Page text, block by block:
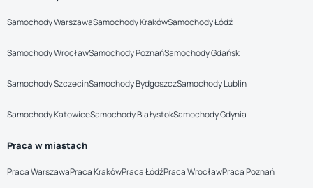
Samochody WarszawaSamochody KrakówSamochody Łódź
Samochody WrocławSamochody PoznańSamochody Gdańsk
Samochody SzczecinSamochody BydgoszczSamochody Lublin
Samochody KatowiceSamochody BiałystokSamochody Gdynia
Praca w miastach
Praca WarszawaPraca KrakówPraca ŁódźPraca WrocławPraca Poznań